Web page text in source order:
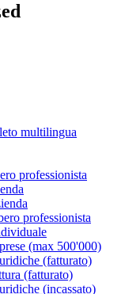
multilingua
professionista
professionista
(max 500'000)
(fatturato)
(fatturato)
(incassato)